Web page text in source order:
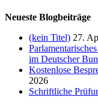
Neueste Blogbeiträge
(kein Titel) 27.
im Deutscher
Kostenlose
2026
Schriftliche